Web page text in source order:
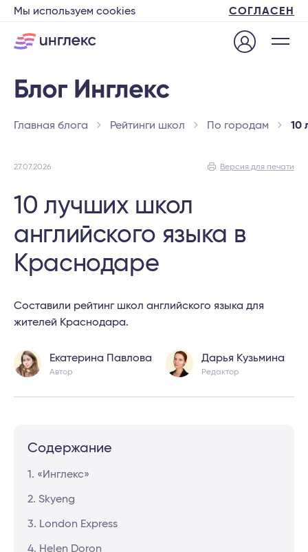
Мы используем cookies СОГЛАСЕН
Главная блога Рейтинги школ По городам 10
27.07.2026 Версия для печати
10 лучших школ
английского языка в
Краснодаре
Составили рейтинг школ английского языка для
жителей Краснодара.
Екатерина Павлова
Автор
Дарья Кузьмина
Редактор
Содержание
1. «Инглекс»
2. Skyeng
3. London Express
4. Helen Doron